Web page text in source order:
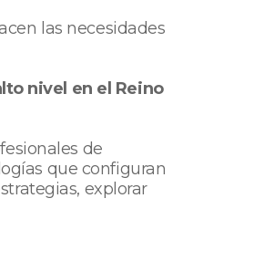
las necesidades
nivel en el Reino
de
que configuran
explorar